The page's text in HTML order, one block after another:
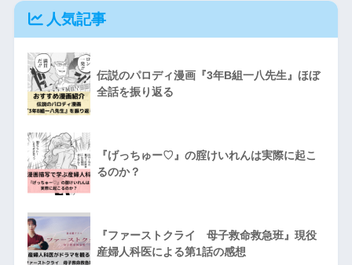
人気記事
伝説のパロディ漫画『3年B組一八先生』ほぼ
全話を振り返る
『げっちゅー♡』の腟けいれんは実際に起こ
るのか？
『ファーストクライ 母子救命救急班』現役
産婦人科医による第1話の感想